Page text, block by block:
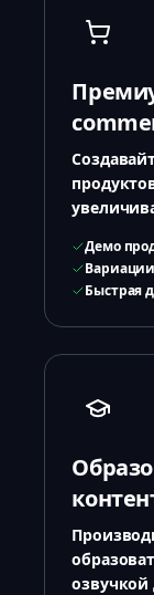
Демо
Быстрая
озвучкой